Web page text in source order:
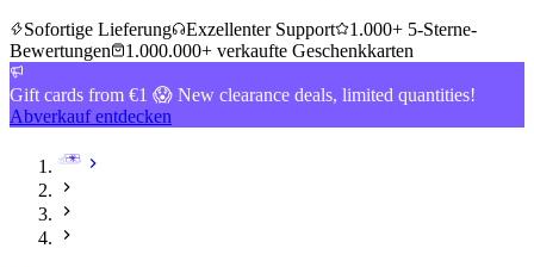
Sofortige Lieferung
Exzellenter Support
1.000+ 5-Sterne-
Bewertungen
1.000.000+ verkaufte Geschenkkarten
Gift cards from €1 😱 New clearance deals, limited quantities!
Abverkauf entdecken